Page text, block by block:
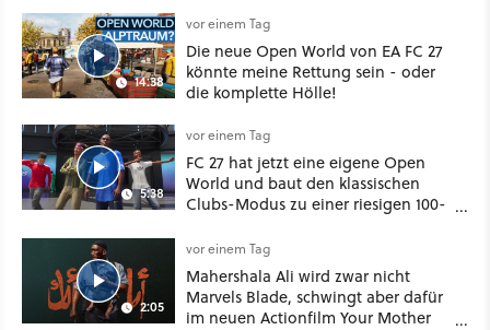
14:38
vor einem Tag
Die neue Open World von EA FC 27
könnte meine Rettung sein - oder
die komplette Hölle!
5:38
vor einem Tag
FC 27 hat jetzt eine eigene Open
World und baut den klassischen
Clubs-Modus zu einer riesigen 100-
2:05
vor einem Tag
Mahershala Ali wird zwar nicht
Marvels Blade, schwingt aber dafür
im neuen Actionfilm Your Mother